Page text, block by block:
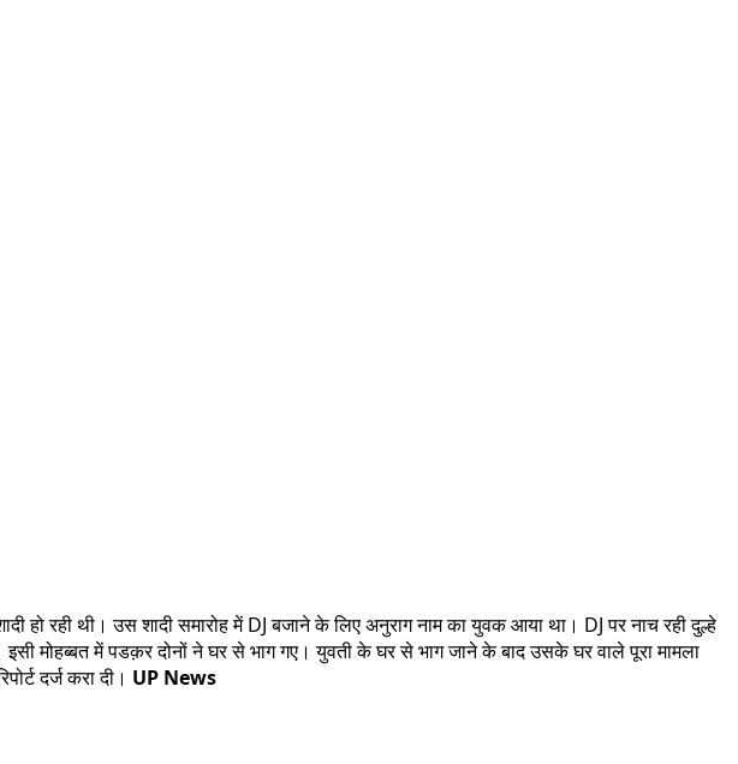
रही थी। उस शादी समारोह में DJ बजाने के लिए अनुराग नाम का युवक आया था। DJ पर नाच रही दुल्हे
मोहब्बत में पडक़र दोनों ने घर से भाग गए। युवती के घर से भाग जाने के बाद उसके घर वाले पूरा मामला
दर्ज करा दी। UP News